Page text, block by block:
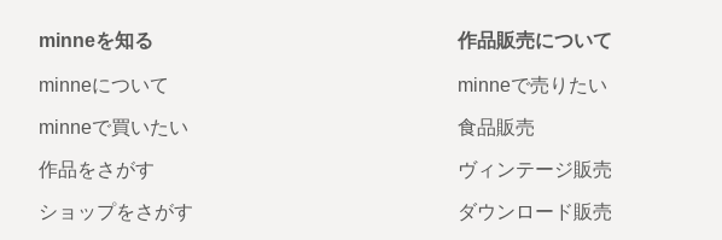
minneを知る
minneについて
minneで買いたい
作品をさがす
ショップをさがす
作品販売について
minneで売りたい
食品販売
ヴィンテージ販売
ダウンロード販売